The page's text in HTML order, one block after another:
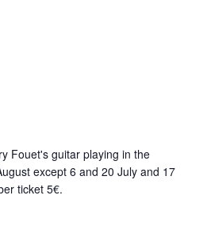
Fouet's guitar playing in the
except 6 and 20 July and 17
ticket 5€.